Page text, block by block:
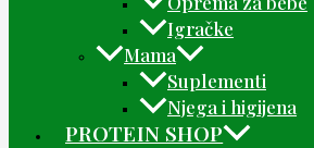
Igračke
Mama
Suplementi
Njega i higijena
PROTEIN SHOP